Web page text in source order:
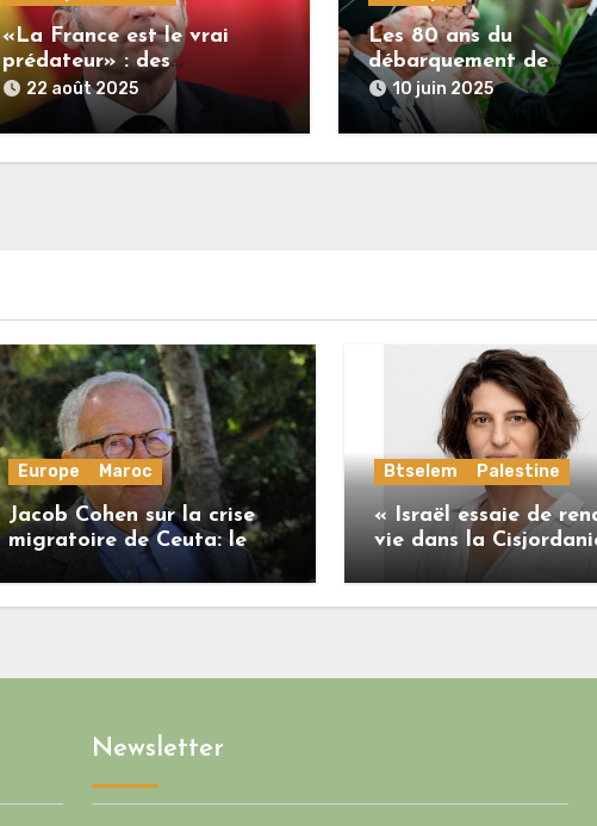
«La France est le vrai
prédateur» : des
personnalités politiques
africaines commentent à
RT les propos de Macron
sur la Russie
22 août 2025
Les 80 ans du
débarquement de
Provence, une
infidèle à l’histoire
10 juin 2025
Europe Maroc
Jacob Cohen sur la crise
migratoire de Ceuta: le
régime marocain a perdu
une bonne part de sa
Btselem Palestine
« Israël essaie de
vie dans la
insoutenable pour les
Palestiniens. »
Newsletter